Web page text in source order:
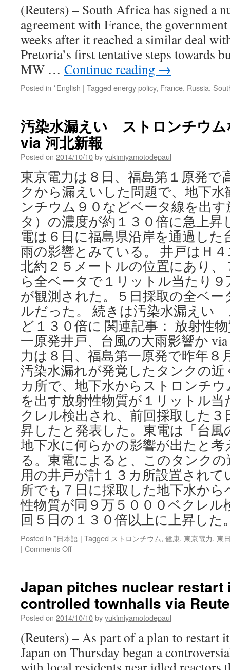
(Reuters) – South Africa has signed a
agreement with France, the
weeks after it reached a similar deal
Pretoria’s first tentative steps towards
MW … Continue reading →
Posted in *English | Tagged energy policy, France, Russia,
汚染水漏えい ストロンチウム
via 河北新報
Posted on 2014/10/10byyukimiyamotodepaul
東京電力は８日、福島第１原発で
クから漏えいした問題で、地下
ンチウム９０などベータ線を出
タ）の濃度が約１３０倍に急上
電は６日に福島県沿岸を通過した
雨の影響とみている。 井戸はＨ
北約２５メートルの位置にあり、
ら全ベータで１リットル当たり
が観測された。５日採取の全ベ
ルだった。 続きは汚染水漏えい
ど１３０倍に 関連記事： 放射性
一原発井戸、台風の大雨影響か
力は８日、福島第一原発で昨年８
汚染水漏れが発覚したタンクの
カ所で、地下水からストロンチ
を出す放射性物質が１リットル
クレル検出され、前回採取した
昇したと発表した。東電は「台風
地下水に何らかの影響が出たと
る。東電によると、このタンク
用の井戸が計１３カ所設置され
所でも７日に採取した地下水か
性物質が同９万５０００ベクレル
回５日の１３０倍以上に上昇した
Posted in *日本語 | Tagged ストロンチウム, 健康, 東京電力, 東
| Comments Offon
漏
え
い
ス
ロ
ン
Japan pitches nuclear
controlled townhalls via
Posted on 2014/10/10byyukimiyamotodepaul
(Reuters) – As part of a plan to restart
Japan on Thursday began a